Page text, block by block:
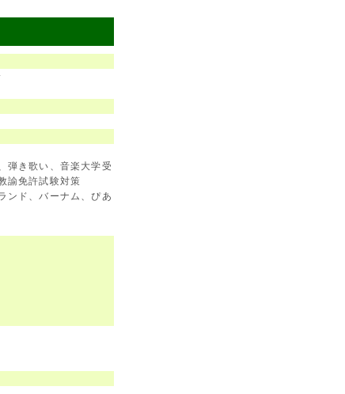
弾き歌い、音楽大学受
諭免許試験対策
ンド、バーナム、ぴあ